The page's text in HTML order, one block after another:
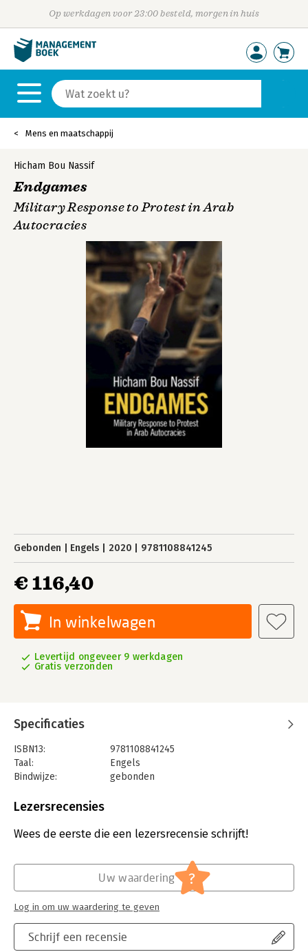
Op werkdagen voor 23:00 besteld, morgen in huis
Mens en maatschappij
Hicham Bou Nassif
Endgames
Military Response to Protest in Arab
Autocracies
Gebonden Engels 2020 9781108841245
€ 116,40
In winkelwagen
Levertijd ongeveer 9 werkdagen
Gratis verzonden
Specificaties
ISBN13:
9781108841245
Taal:
Engels
Bindwijze:
gebonden
Uitgever:
Lezersrecensies
Wees de eerste die een lezersrecensie schrijft!
Schrijf een recensie
Uw waardering ?
Log in om uw waardering te geven